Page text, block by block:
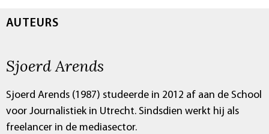
AUTEURS
Sjoerd Arends
Sjoerd Arends (1987) studeerde in 2012 af aan de School
voor Journalistiek in Utrecht. Sindsdien werkt hij als
freelancer in de mediasector.